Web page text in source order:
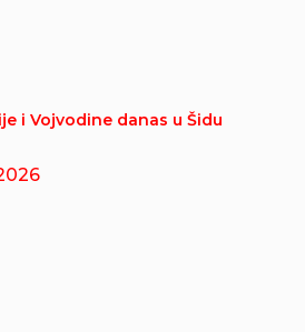
i Vojvodine danas u Šidu